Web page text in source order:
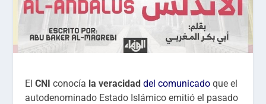
ElCNIconocía la veracidaddel comunicado que el
autodenominado Estado Islámico emitió el pasado